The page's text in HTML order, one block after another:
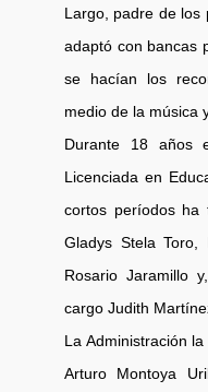
Largo, padre de los
adaptó con bancas
se hacían los
medio de la música
Durante 18 años
Licenciada en
cortos períodos ha
Gladys Stela Toro,
Rosario Jaramillo
cargo Judith
La Administración
Arturo Montoya